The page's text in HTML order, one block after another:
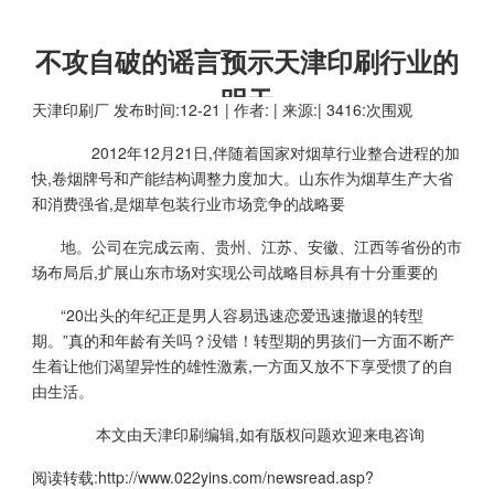
不攻自破的谣言预示天津印刷行业的
明天
天津印刷厂 发布时间:12-21 | 作者: | 来源:| 3416:次围观
2012年12月21日,伴随着国家对烟草行业整合进程的加
快,卷烟牌号和产能结构调整力度加大。山东作为烟草生产大省
和消费强省,是烟草包装行业市场竞争的战略要
地。公司在完成云南、贵州、江苏、安徽、江西等省份的市
场布局后,扩展山东市场对实现公司战略目标具有十分重要的
“20出头的年纪正是男人容易迅速恋爱迅速撤退的转型
期。”真的和年龄有关吗？没错！转型期的男孩们一方面不断产
生着让他们渴望异性的雄性激素,一方面又放不下享受惯了的自
由生活。
本文由天津印刷编辑,如有版权问题欢迎来电咨询
阅读转载:http://www.022yins.com/newsread.asp?